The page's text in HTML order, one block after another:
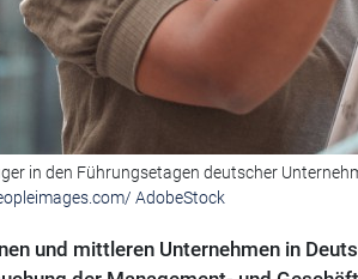
in den Führungsetagen deutscher
AdobeStock
und mittleren Unternehmen in